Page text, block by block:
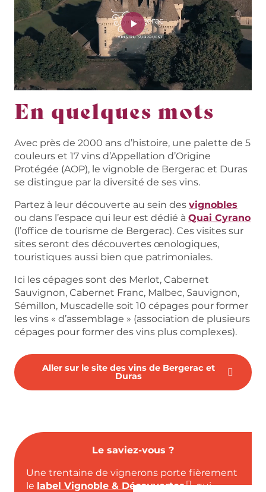
En quelques mots
Avec près de 2000 ans d’histoire, une palette de 5
couleurs et 17 vins d’Appellation d’Origine
Protégée (AOP), le vignoble de Bergerac et Duras
se distingue par la diversité de ses vins.
Partez à leur découverte au sein des vignobles
ou dans l’espace qui leur est dédié à Quai Cyrano
(l’office de tourisme de Bergerac). Ces visites sur
sites seront des découvertes œnologiques,
touristiques aussi bien que patrimoniales.
Ici les cépages sont des Merlot, Cabernet
Sauvignon, Cabernet Franc, Malbec, Sauvignon,
Sémillon, Muscadelle soit 10 cépages pour former
les vins « d’assemblage » (association de plusieurs
cépages pour former des vins plus complexes).
Aller sur le site des vins de Bergerac et
Duras
Le saviez-vous ?
Une trentaine de vignerons porte fièrement
le label Vignoble & Découvertes
, qui